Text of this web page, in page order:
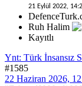
21 Eylül 2022,
Ruh Halim
Kayıtlı
Ynt: Türk İnsansız
#1585
22 Haziran 2026,